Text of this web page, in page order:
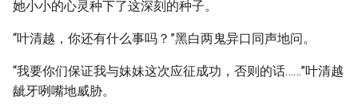
她小小的心灵种下了这深刻的种子。
“叶清越，你还有什么事吗？”黑白两鬼异口同声地问。
“我要你们保证我与妹妹这次应征成功，否则的话……”叶清越
龇牙咧嘴地威胁。